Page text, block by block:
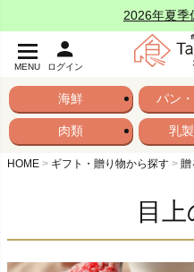
2026年夏季
MENU ログイン
海鮮 パン
肉類 乳
HOME ギフト・贈り物から探す 贈
目